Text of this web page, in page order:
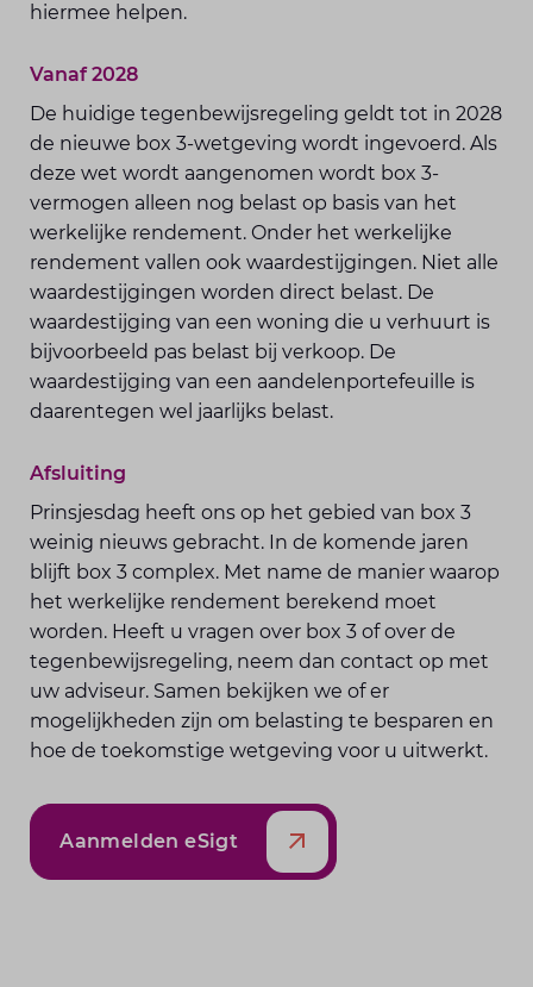
hiermee helpen.
Vanaf 2028
De huidige tegenbewijsregeling geldt tot in 2028
de nieuwe box 3-wetgeving wordt ingevoerd. Als
deze wet wordt aangenomen wordt box 3-
vermogen alleen nog belast op basis van het
werkelijke rendement. Onder het werkelijke
rendement vallen ook waardestijgingen. Niet alle
waardestijgingen worden direct belast. De
waardestijging van een woning die u verhuurt is
bijvoorbeeld pas belast bij verkoop. De
waardestijging van een aandelenportefeuille is
daarentegen wel jaarlijks belast.
Afsluiting
Prinsjesdag heeft ons op het gebied van box 3
weinig nieuws gebracht. In de komende jaren
blijft box 3 complex. Met name de manier waarop
het werkelijke rendement berekend moet
worden. Heeft u vragen over box 3 of over de
tegenbewijsregeling, neem dan contact op met
uw adviseur. Samen bekijken we of er
mogelijkheden zijn om belasting te besparen en
hoe de toekomstige wetgeving voor u uitwerkt.
Aanmelden eSigt